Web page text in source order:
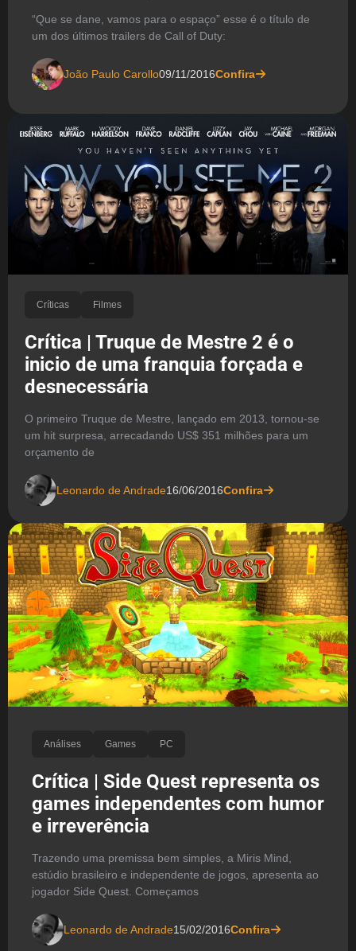
“Que se dane, vamos para o espaço” esse é o título de
um dos últimos trailers de Call of Duty:
João Paulo Carollo09/11/2016Confira
Críticas Filmes
Crítica | Truque de Mestre 2 é o
inicio de uma franquia forçada e
desnecessária
O primeiro Truque de Mestre, lançado em 2013, tornou-se
um hit surpresa, arrecadando US$ 351 milhões para um
orçamento de
Leonardo de Andrade16/06/2016Confira
Análises Games PC
Crítica | Side Quest representa os
games independentes com humor
e irreverência
Trazendo uma premissa bem simples, a Miris Mind,
estúdio brasileiro e independente de jogos, apresenta ao
jogador Side Quest. Começamos
Leonardo de Andrade15/02/2016Confira